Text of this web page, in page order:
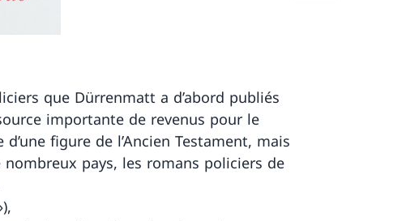
que Dürrenmatt a d’abord publiés
importante de revenus pour le
figure de l’Ancien Testament, mais
pays, les romans policiers de